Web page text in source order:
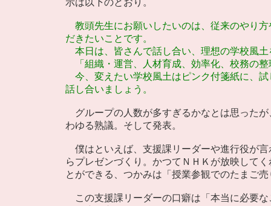
示は以下のとおり。
教頭先生にお願いしたいのは、従来のやり
だきたいことです。
本日は、皆さんで話し合い、理想の学校風土
「組織・運営、人材育成、効率化、校務の
今、変えたい学校風土はピンク付箋紙に、
話し合いましょう。
グループの人数が多すぎるかなとは思った
わゆる熟議。そして発表。
僕はといえば、支援課リーダーや進行役が
らプレゼンづくり。かつてＮＨＫが放映して
とができる、つかみは「授業参観でのたまご
この支援課リーダーの口癖は「本当に必要